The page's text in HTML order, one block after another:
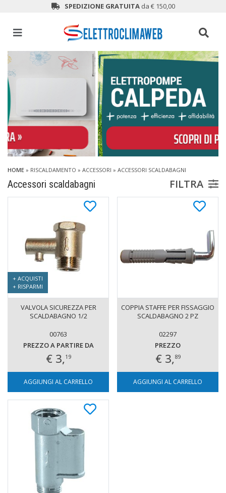
SPEDIZIONE GRATUITAda € 150,00
HOME » RISCALDAMENTO » ACCESSORI » ACCESSORI SCALDABAGNI
Accessori scaldabagni FILTRA
+ ACQUISTI
+ RISPARMI
VALVOLA SICUREZZA PER
SCALDABAGNO 1/2
00763
PREZZO A PARTIRE DA
€ 3,19
AGGIUNGI AL CARRELLO
COPPIA STAFFE PER FISSAGGIO
SCALDABAGNO 2 PZ
02297
PREZZO
€ 3,89
AGGIUNGI AL CARRELLO